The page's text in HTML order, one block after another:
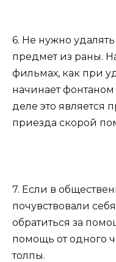
6. Не нужно
предмет из раны.
фильмах, как при
начинает фонтаном
деле это является
приезда скорой
7. Если в
почувствовали
обратиться за
помощь от одного
толпы.